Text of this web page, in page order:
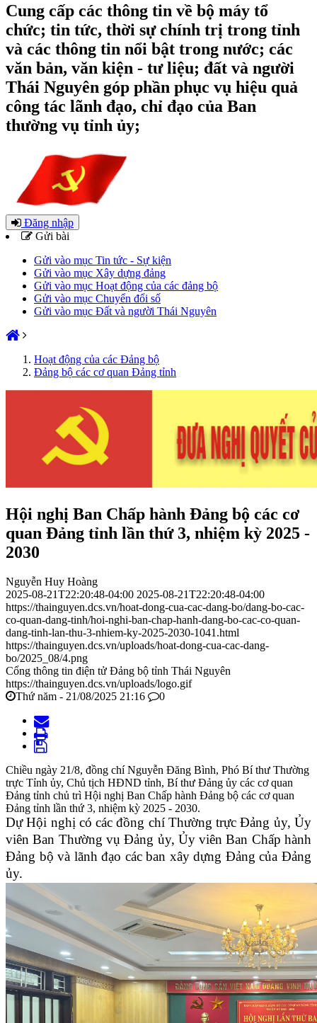
Cung cấp các thông tin về bộ máy tổ
chức; tin tức, thời sự chính trị trong tỉnh
và các thông tin nổi bật trong nước; các
văn bản, văn kiện - tư liệu; đất và người
Thái Nguyên góp phần phục vụ hiệu quả
công tác lãnh đạo, chỉ đạo của Ban
thường vụ tỉnh ủy;
Đăng nhập
Gửi bài
Gửi vào mục Tin tức - Sự kiện
Gửi vào mục Xây dựng đảng
Gửi vào mục Hoạt động của các đảng bộ
Gửi vào mục Chuyển đổi số
Gửi vào mục Đất và người Thái Nguyên
Hoạt động của các Đảng bộ
Đảng bộ các cơ quan Đảng tỉnh
Hội nghị Ban Chấp hành Đảng bộ các cơ
quan Đảng tỉnh lần thứ 3, nhiệm kỳ 2025 -
2030
Nguyễn Huy Hoàng
2025-08-21T22:20:48-04:00 2025-08-21T22:20:48-04:00
https://thainguyen.dcs.vn/hoat-dong-cua-cac-dang-bo/dang-bo-cac-
co-quan-dang-tinh/hoi-nghi-ban-chap-hanh-dang-bo-cac-co-quan-
dang-tinh-lan-thu-3-nhiem-ky-2025-2030-1041.html
https://thainguyen.dcs.vn/uploads/hoat-dong-cua-cac-dang-
bo/2025_08/4.png
Cổng thông tin điện tử Đảng bộ tỉnh Thái Nguyên
https://thainguyen.dcs.vn/uploads/logo.gif
Thứ năm - 21/08/2025 21:16
0
Chiều ngày 21/8, đồng chí Nguyễn Đăng Bình, Phó Bí thư Thường
trực Tỉnh ủy, Chủ tịch HĐND tỉnh, Bí thư Đảng ủy các cơ quan
Đảng tỉnh chủ trì Hội nghị Ban Chấp hành Đảng bộ các cơ quan
Đảng tỉnh lần thứ 3, nhiệm kỳ 2025 - 2030.
Dự Hội nghị có các đồng chí Thường trực Đảng ủy, Ủy
viên Ban Thường vụ Đảng ủy, Ủy viên Ban Chấp hành
Đảng bộ và lãnh đạo các ban xây dựng Đảng của Đảng
ủy.